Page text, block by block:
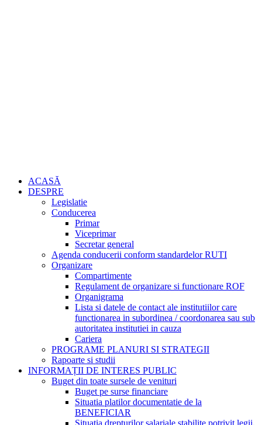
ACASĂ
DESPRE
Legislatie
Conducerea
Primar
Viceprimar
Secretar general
Agenda conducerii conform standardelor RUTI
Organizare
Compartimente
Regulament de organizare si functionare ROF
Organigrama
Lista si datele de contact ale institutiilor care
functionarea in subordinea / coordonarea sau sub
autoritatea institutiei in cauza
Cariera
PROGRAME PLANURI SI STRATEGII
Rapoarte si studii
INFORMAȚII DE INTERES PUBLIC
Buget din toate sursele de venituri
Buget pe surse financiare
Situatia platilor documentatie de la
BENEFICIAR